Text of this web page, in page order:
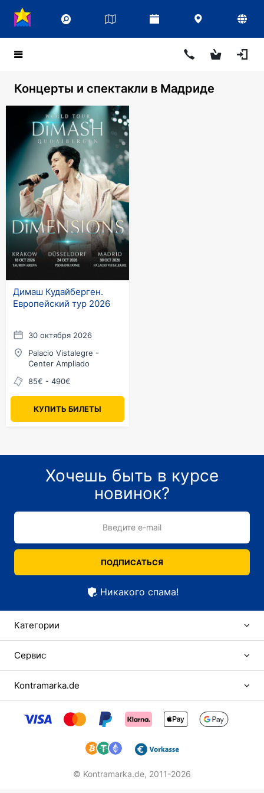
Концерты и спектакли в Мадриде
Димаш Кудайберген.
Европейский тур 2026
30 октября 2026
Palacio Vistalegre -
Center Ampliado
85€ - 490€
КУПИТЬ БИЛЕТЫ
Хочешь быть в курсе
новинок?
Введите e-mail
ПОДПИСАТЬСЯ
Никакого спама!
Категории
Сервис
Kontramarka.de
© Kontramarka.de, 2011-2026